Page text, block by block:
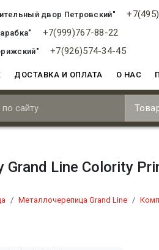
двор Петровский"
+7(999)767-88-22
+7(926)574-34-45
ДОСТАВКА И ОПЛАТА О НАС
Line Colority
Металлочерепица Grand Line